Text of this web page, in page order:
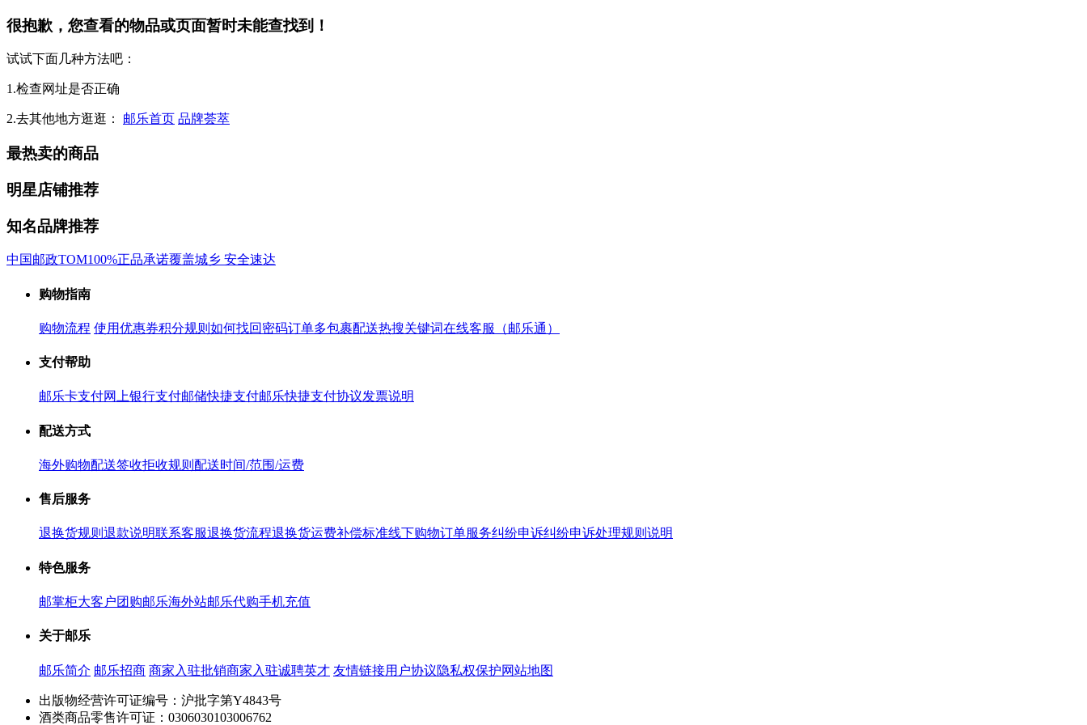
很抱歉，您查看的物品或页面暂时未能查找到！
试试下面几种方法吧：
1.检查网址是否正确
2.去其他地方逛逛： 邮乐首页 品牌荟萃
最热卖的商品
明星店铺推荐
知名品牌推荐
中国邮政TOM100%正品承诺覆盖城乡 安全速达
购物指南
购物流程 使用优惠券积分规则 如何找回密码订单多包裹配送热搜关键词在线客服（邮乐通）
支付帮助
邮乐卡支付网上银行支付邮储快捷支付邮乐快捷支付协议发票说明
配送方式
海外购物配送签收拒收规则 配送时间/范围/运费
售后服务
退换货规则 退款说明联系客服退换货流程退换货运费补偿标准线下购物订单服务纠纷申诉纠纷申诉处理规则说明
特色服务
邮掌柜大客户团购邮乐海外站邮乐代购手机充值
关于邮乐
邮乐简介 邮乐招商 商家入驻批销商家入驻诚聘英才 友情链接用户协议隐私权保护网站地图
出版物经营许可证编号：沪批字第Y4843号
酒类商品零售许可证：0306030103006762